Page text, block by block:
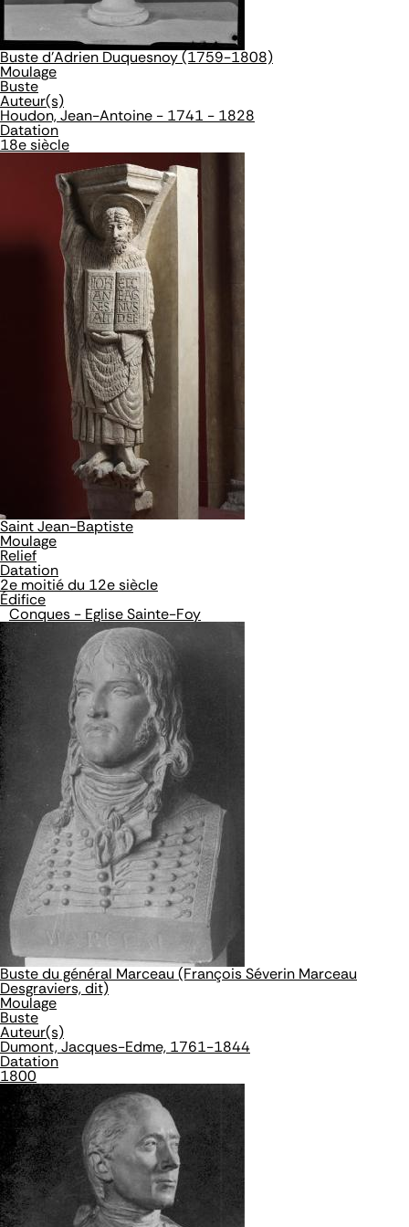
Buste d'Adrien Duquesnoy (1759-1808)
Moulage
Buste
Auteur(s)
Houdon, Jean-Antoine - 1741 - 1828
Datation
18e siècle
Saint Jean-Baptiste
Moulage
Relief
Datation
2e moitié du 12e siècle
Édifice
Conques - Eglise Sainte-Foy
Buste du général Marceau (François Séverin Marceau
Desgraviers, dit)
Moulage
Buste
Auteur(s)
Dumont, Jacques-Edme, 1761-1844
Datation
1800